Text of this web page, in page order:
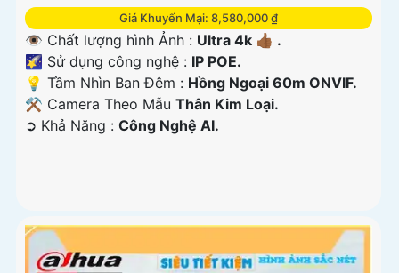
Giá Khuyến Mại: 8,580,000 ₫
👁 Chất lượng hình Ảnh : Ultra 4k 👍🏾 .
🌠 Sử dụng công nghệ : IP POE.
💡 Tầm Nhìn Ban Đêm : Hồng Ngoại 60m ONVIF.
⚒ Camera Theo Mẫu Thân Kim Loại.
️➲ Khả Năng : Công Nghệ AI.